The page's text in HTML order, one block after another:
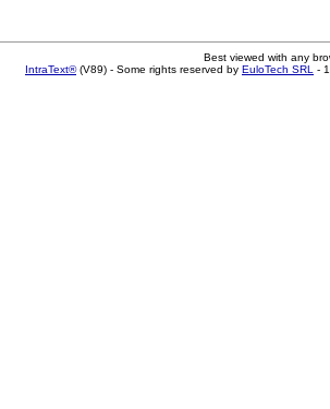
Best viewed with any
IntraText®(V89) - Some rights reserved by EuloTech SRL -